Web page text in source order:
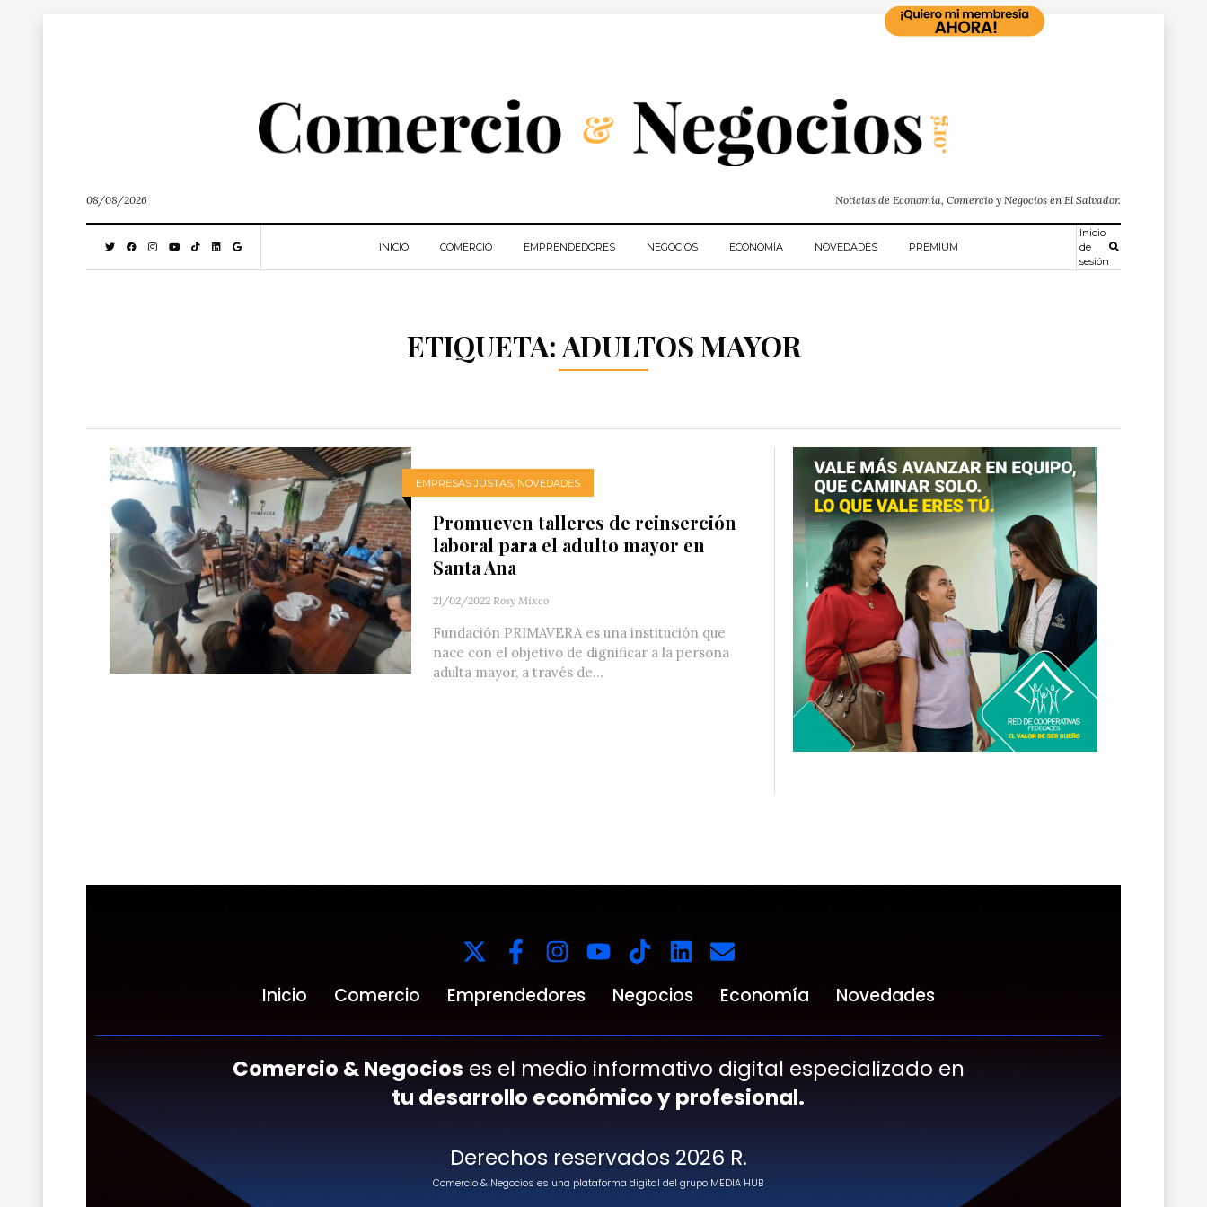
08/08/2026 Noticias de Economía, Comercio y Negocios en El Salvador.
INICIO COMERCIO EMPRENDEDORES NEGOCIOS ECONOMÍA NOVEDADES PREMIUM
Inicio
de
sesión
ETIQUETA:ADULTOS MAYOR
EMPRESAS JUSTAS NOVEDADES
Promueven talleres de reinserción
laboral para el adulto mayor en
Santa Ana
21/02/2022 Rosy Mixco
Fundación PRIMAVERA es una institución que
nace con el objetivo de dignificar a la persona
adulta mayor, a través de...
Inicio Comercio Emprendedores Negocios Economía Novedades
Comercio & Negocios es el medio informativo digital especializado en
tu desarrollo económico y profesional.
Derechos reservados 2026 R.
Comercio & Negocios es una plataforma digital del grupo MEDIA HUB